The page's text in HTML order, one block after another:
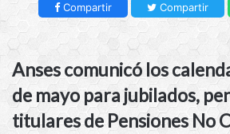
Compartir Compartir
Anses comunicó los
de mayo para jubilados,
titulares de Pensiones No